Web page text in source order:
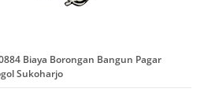
Biaya Borongan Bangun Pagar
Sukoharjo